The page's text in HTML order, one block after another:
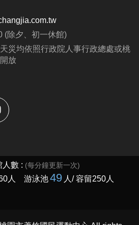
(除夕、初一休館)
災均依照行政院人事行政總處或桃
放